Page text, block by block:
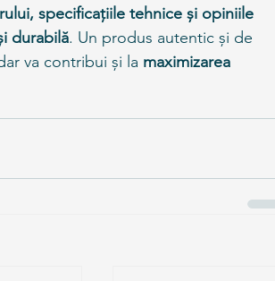
specificațiile tehnice și opiniile
durabilă. Un produs autentic și de
va contribui și la maximizarea